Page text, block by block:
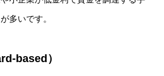
多いです。
based）